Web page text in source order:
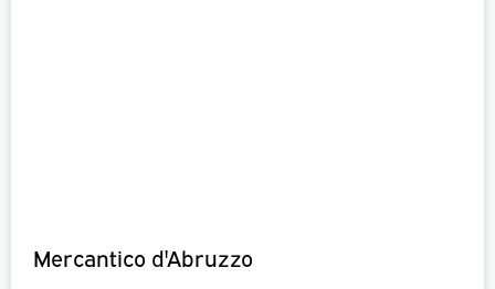
Mercantico d'Abruzzo